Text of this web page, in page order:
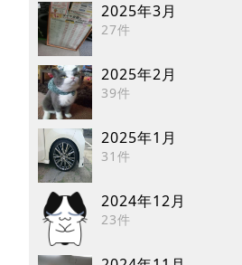
2025年3月
27件
2025年2月
39件
2025年1月
31件
2024年12月
23件